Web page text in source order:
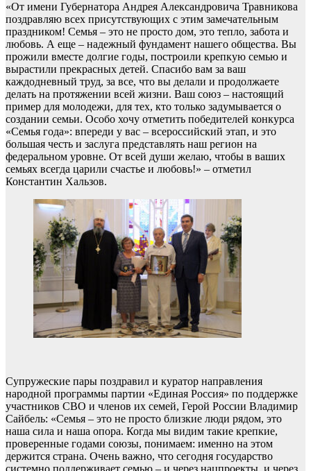
«От имени Губернатора Андрея Александровича Травникова
поздравляю всех присутствующих с этим замечательным
праздником! Семья – это не просто дом, это тепло, забота и
любовь. А еще – надежный фундамент нашего общества. Вы
прожили вместе долгие годы, построили крепкую семью и
вырастили прекрасных детей. Спасибо вам за ваш
каждодневный труд, за все, что вы делали и продолжаете
делать на протяжении всей жизни. Ваш союз – настоящий
пример для молодежи, для тех, кто только задумывается о
создании семьи. Особо хочу отметить победителей конкурса
«Семья года»: впереди у вас – всероссийский этап, и это
большая честь и заслуга представлять наш регион на
федеральном уровне. От всей души желаю, чтобы в ваших
семьях всегда царили счастье и любовь!» – отметил
Константин Хальзов.
Супружеские пары поздравил и куратор направления
народной программы партии «Единая Россия» по поддержке
участников СВО и членов их семей, Герой России Владимир
Сайбель: «Семья – это не просто близкие люди рядом, это
наша сила и наша опора. Когда мы видим такие крепкие,
проверенные годами союзы, понимаем: именно на этом
держится страна. Очень важно, что сегодня государство
системно поддерживает семью – и через нацпроекты, и через